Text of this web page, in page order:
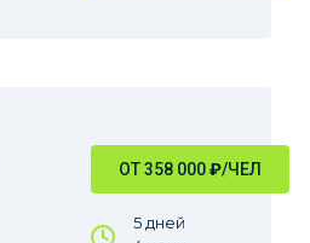
ОТ 358 000₽/ЧЕЛ
5 дней